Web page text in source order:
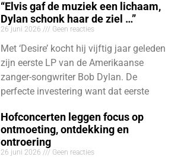
“Elvis gaf de muziek een lichaam,
Dylan schonk haar de ziel …”
26 juni 2026 Geen reacties
Met ‘Desire’ kocht hij vijftig jaar geleden
zijn eerste LP van de Amerikaanse
zanger-songwriter Bob Dylan. De
perfecte investering want dat eerste
Hofconcerten leggen focus op
ontmoeting, ontdekking en
ontroering
26 juni 2026 Geen reacties